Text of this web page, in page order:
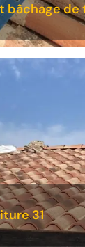
bâchage de
31